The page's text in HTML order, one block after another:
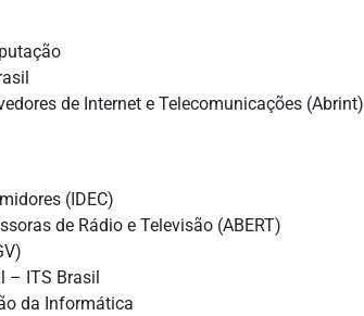
de Internet e Telecomunicações (Abrint)
(IDEC)
de Rádio e Televisão (ABERT)
– ITS Brasil
da Informática